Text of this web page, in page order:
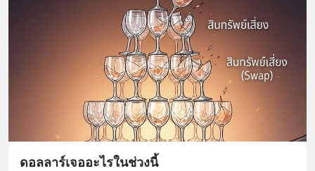
ดอลลาร์เจออะไรในช่วงนี้